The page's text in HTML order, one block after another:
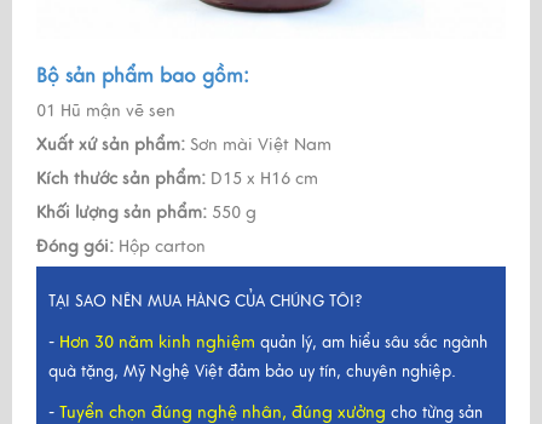
Bộ sản phẩm bao gồm:
01 Hũ mận vẽ sen
Xuất xứ sản phẩm: Sơn mài Việt Nam
Kích thước sản phẩm: D15 x H16 cm
Khối lượng sản phẩm: 550 g
Đóng gói: Hộp carton
TẠI SAO NÊN MUA HÀNG CỦA CHÚNG TÔI?
- Hơn 30 năm kinh nghiệm quản lý, am hiểu sâu sắc ngành
quà tặng, Mỹ Nghệ Việt đảm bảo uy tín, chuyên nghiệp.
- Tuyển chọn đúng nghệ nhân, đúng xưởng cho từng sản